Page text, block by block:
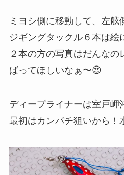
ミヨシ側に移動して、左舷
ジギングタックル６本は絵
２本の方の写真はだんなの
ばってほしいなぁ〜😍
ディープライナーは室戸岬
最初はカンパチ狙いから！